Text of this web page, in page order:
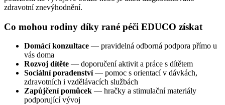
zdravotní znevýhodnění.
Co mohou rodiny díky rané péči EDUCO získat
Domácí konzultace — pravidelná odborná podpora přímo u
vás doma
Rozvoj dítěte — doporučení aktivit a práce s dítětem
Sociální poradenství— pomoc s orientací v dávkách,
zdravotních i vzdělávacích službách
Zapůjčení pomůcek — hračky a stimulační materiály
podporující vývoj